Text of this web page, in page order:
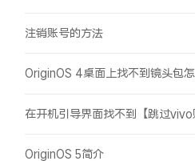
注销账号的方法
OriginOS 4桌面上找不到镜头包怎
在开机引导界面找不到【跳过
OriginOS 5简介